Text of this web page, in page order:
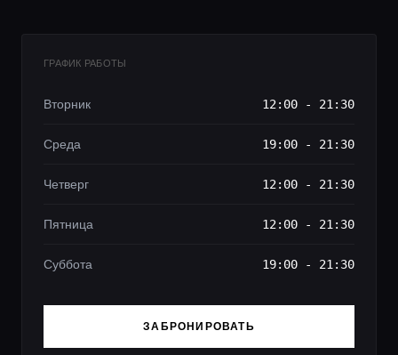
ГРАФИК РАБОТЫ
Вторник 12:00 - 21:30
Среда 19:00 - 21:30
Четверг 12:00 - 21:30
Пятница 12:00 - 21:30
Суббота 19:00 - 21:30
ЗАБРОНИРОВАТЬ